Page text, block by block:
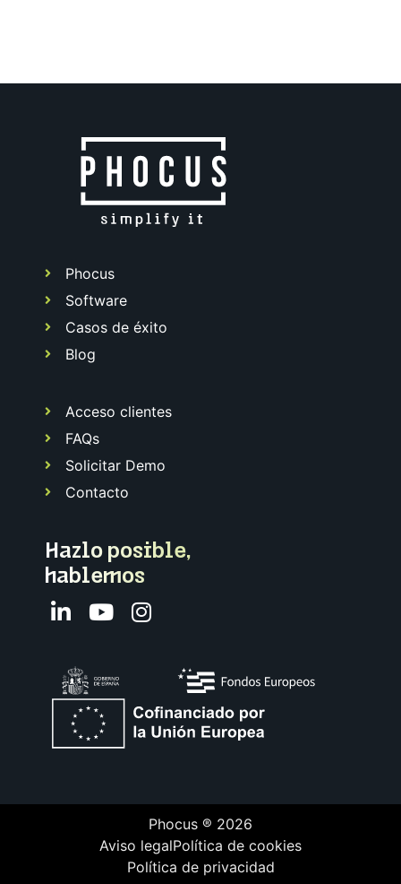
Phocus
Software
Casos de éxito
Blog
Acceso clientes
FAQs
Solicitar Demo
Contacto
Hazlo posible,
hablemos
Phocus ® 2026
Aviso legalPolítica de cookies
Política de privacidad